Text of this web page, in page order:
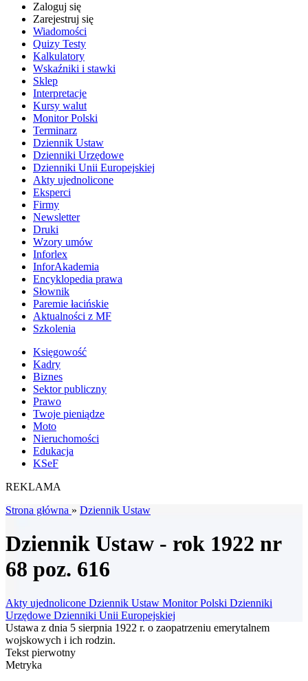
Zaloguj się
Zarejestruj się
Wiadomości
Quizy Testy
Kalkulatory
Wskaźniki i stawki
Sklep
Interpretacje
Kursy walut
Monitor Polski
Terminarz
Dziennik Ustaw
Dzienniki Urzędowe
Dzienniki Unii Europejskiej
Akty ujednolicone
Eksperci
Firmy
Newsletter
Druki
Wzory umów
Inforlex
InforAkademia
Encyklopedia prawa
Słownik
Paremie łacińskie
Aktualności z MF
Szkolenia
Księgowość
Kadry
Biznes
Sektor publiczny
Prawo
Twoje pieniądze
Moto
Nieruchomości
Edukacja
KSeF
REKLAMA
Strona główna » Dziennik Ustaw
Dziennik Ustaw - rok 1922 nr
68 poz. 616
Akty ujednolicone Dziennik Ustaw Monitor Polski Dzienniki
Urzędowe Dzienniki Unii Europejskiej
Ustawa z dnia 5 sierpnia 1922 r. o zaopatrzeniu emerytalnem
wojskowych i ich rodzin.
Tekst pierwotny
Metryka